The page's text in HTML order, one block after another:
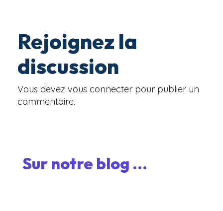
Rejoignez la
discussion
Vous devez vous connecter pour publier un
commentaire.
Sur notre blog ...